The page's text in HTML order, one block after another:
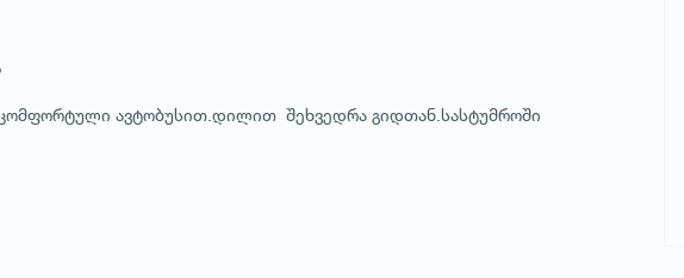
კომფორტული ავტობუსით.დილით შეხვედრა გიდთან.სასტუმროში